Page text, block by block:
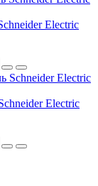
Electric
Electric